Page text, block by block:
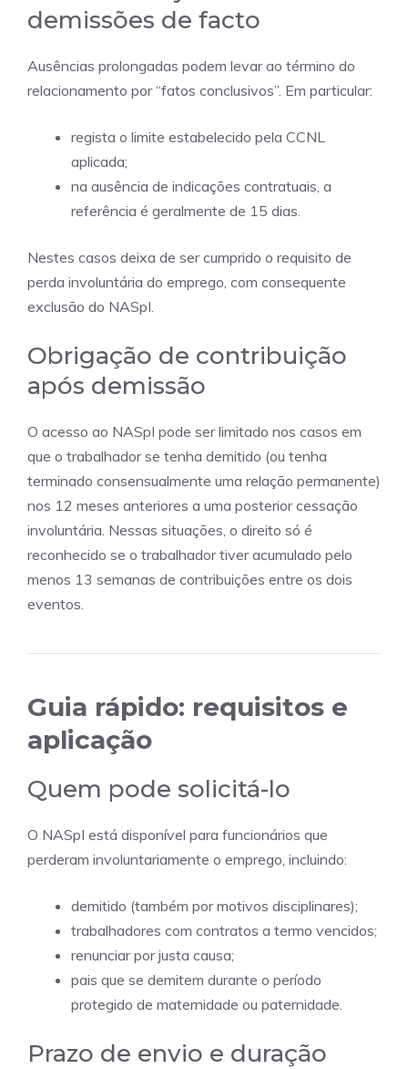
demissões de facto
Ausências prolongadas podem levar ao término do
relacionamento por “fatos conclusivos”. Em particular:
regista o limite estabelecido pela CCNL
aplicada;
na ausência de indicações contratuais, a
referência é geralmente de 15 dias.
Nestes casos deixa de ser cumprido o requisito de
perda involuntária do emprego, com consequente
exclusão do NASpI.
Obrigação de contribuição
após demissão
O acesso ao NASpI pode ser limitado nos casos em
que o trabalhador se tenha demitido (ou tenha
terminado consensualmente uma relação permanente)
nos 12 meses anteriores a uma posterior cessação
involuntária. Nessas situações, o direito só é
reconhecido se o trabalhador tiver acumulado pelo
menos 13 semanas de contribuições entre os dois
eventos.
Guia rápido: requisitos e
aplicação
Quem pode solicitá-lo
O NASpI está disponível para funcionários que
perderam involuntariamente o emprego, incluindo:
demitido (também por motivos disciplinares);
trabalhadores com contratos a termo vencidos;
renunciar por justa causa;
pais que se demitem durante o período
protegido de maternidade ou paternidade.
Prazo de envio e duração